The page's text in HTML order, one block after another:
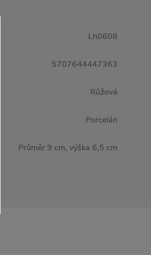
Lh0608
5707644447363
Růžová
Porcelán
Průměr 9 cm, výška 6,5 cm